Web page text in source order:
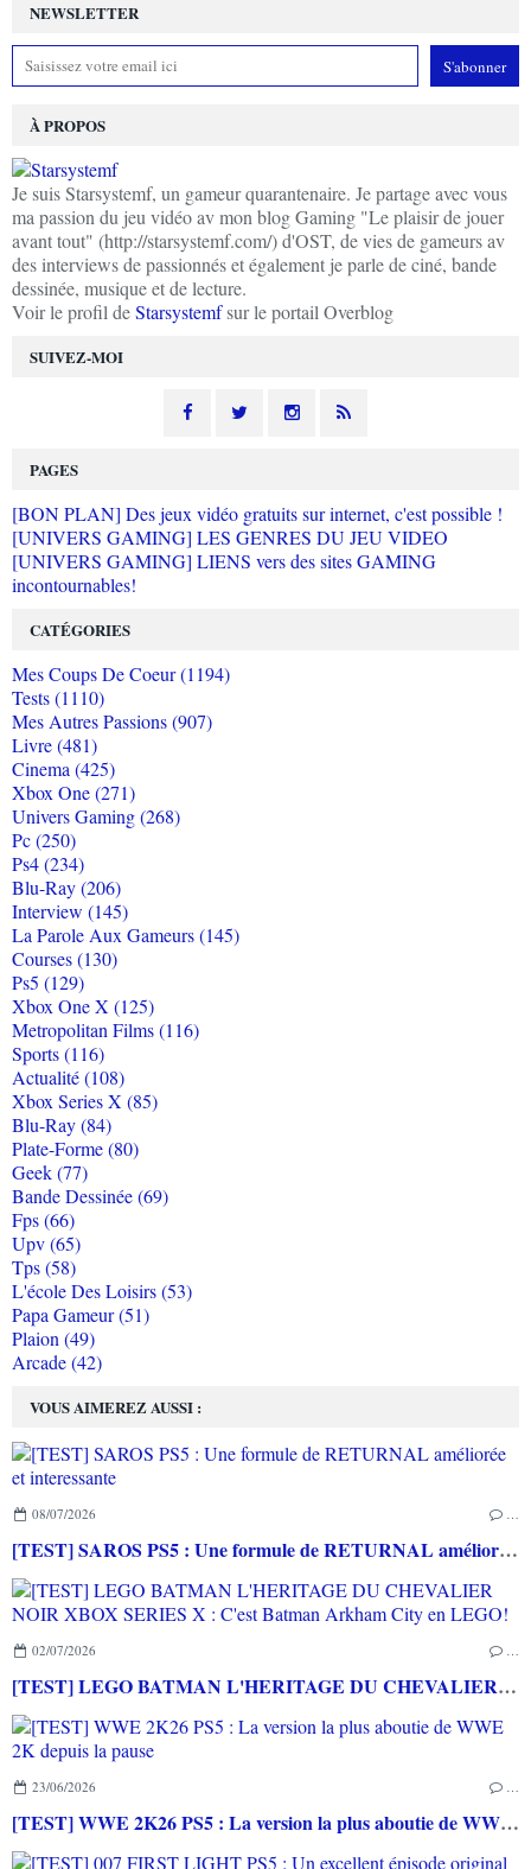
NEWSLETTER
SUIVEZ-MOI
À PROPOS
Je suis Starsystemf, un gameur quarantenaire. Je partage avec vous
ma passion du jeu vidéo av mon blog Gaming "Le plaisir de jouer
avant tout" (http://starsystemf.com/) d'OST, de vies de gameurs av
des interviews de passionnés et également je parle de ciné, bande
dessinée, musique et de lecture.
Voir le profil deStarsystemfsur le portail Overblog
VOUS AIMEREZ AUSSI :
08/07/2026 …
[TEST] SAROS PS5 : Une formule de RETURNAL améliorée et interessante
02/07/2026 …
[TEST] LEGO BATMAN L'HERITAGE DU CHEVALIER NOIR XBOX SERIES X : C'est Batman Arkham City en LEGO!
23/06/2026 …
[TEST] WWE 2K26 PS5 : La version la plus aboutie de WWE 2K depuis la pause
PAGES
[BON PLAN] Des jeux vidéo gratuits sur internet, c'est possible !
[UNIVERS GAMING] LES GENRES DU JEU VIDEO
[UNIVERS GAMING] LIENS vers des sites GAMING
incontournables!
CATÉGORIES
Mes Coups De Coeur (1194)
Tests (1110)
Mes Autres Passions (907)
Livre (481)
Cinema (425)
Xbox One (271)
Univers Gaming (268)
Pc (250)
Ps4 (234)
Blu-Ray (206)
Interview (145)
La Parole Aux Gameurs (145)
Courses (130)
Ps5 (129)
Xbox One X (125)
Metropolitan Films (116)
Sports (116)
Actualité (108)
Xbox Series X (85)
Blu-Ray (84)
Plate-Forme (80)
Geek (77)
Bande Dessinée (69)
Fps (66)
Upv (65)
Tps (58)
L'école Des Loisirs (53)
Papa Gameur (51)
Plaion (49)
Arcade (42)